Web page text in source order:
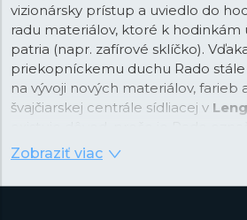
vizionársky prístup a uviedlo do
radu materiálov, ktoré k
patria (napr. zafírové sklíčko).
priekopníckemu duchu Rado
na vývoji nových materiálov, farieb
švajčiarskej centrále sídliacej v
materiálov“.
Zobraziť viac